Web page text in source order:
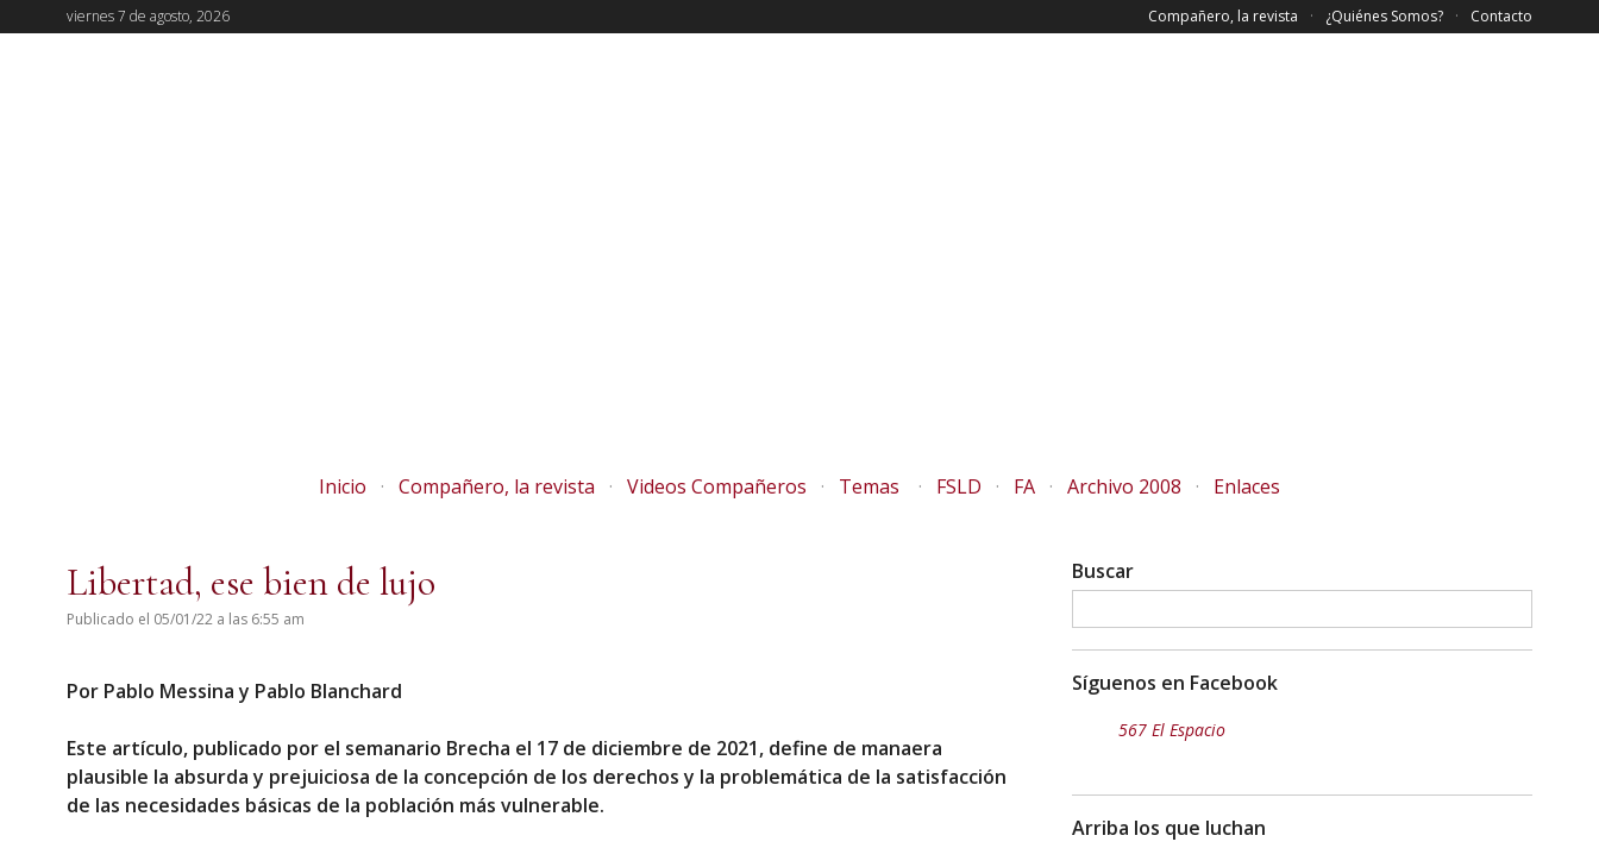
viernes 7 de agosto, 2026 Compañero, la revista ¿Quiénes Somos? Contacto
Inicio Compañero, la revista Videos Compañeros Temas FSLD FA Archivo 2008 Enlaces
Libertad, ese bien de lujo
Publicado el 05/01/22 a las 6:55 am
Por Pablo Messina y Pablo Blanchard
Este artículo, publicado por el semanario Brecha el 17 de diciembre de 2021, define de manaera
plausible la absurda y prejuiciosa de la concepción de los derechos y la problemática de la satisfacción
de las necesidades básicas de la población más vulnerable.
Buscar
Síguenos en Facebook
567 El Espacio
Arriba los que luchan